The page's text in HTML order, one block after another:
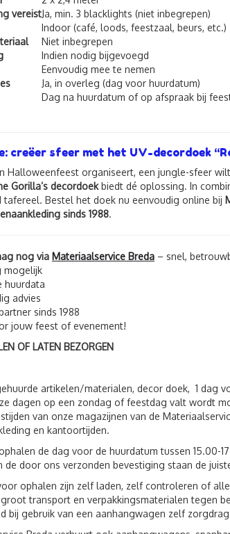
vereistJa, min. 3 blacklights (niet inbegrepen)
Indoor (café, loods, feestzaal, beurs, etc.)
Niet inbegrepen
Indien nodig bijgevoegd
Eenvoudig mee te nemen
Ja, in overleg (dag voor huurdatum)
Dag na huurdatum of op afspraak bij
creëer sfeer met het UV-decordoek
Halloweenfeest organiseert, een jungle-sfeer
Gorilla’s decordoekbiedt dé oplossing. In
tafereel. Bestel het doek nu eenvoudig online bij
sinds 1988.
nog via Materiaalservice Breda – snel,
mogelijk
huurdata
advies
sinds 1988
jouw feest of evenement!
OF LATEN BEZORGEN
artikelen/materialen, decor doek, 1 dag
dagen op een zondag of feestdag valt wordt
van onze magazijnen van de
en kantoortijden.
de dag voor de huurdatum tussen 15.00-
de door ons verzonden bevestiging staan de
ophalen zijn zelf laden, zelf controleren of
transport en verpakkingsmaterialen tegen
bij gebruik van een aanhangwagen zelf